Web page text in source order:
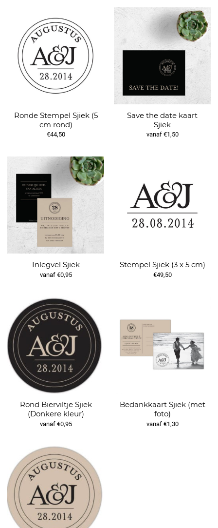
Ronde Stempel Sjiek (5
cm rond)
€44,50
Save the date kaart
Sjiek
vanaf €1,50
Inlegvel Sjiek
vanaf €0,95
Stempel Sjiek (3 x 5 cm)
€49,50
Rond Bierviltje Sjiek
(Donkere kleur)
vanaf €0,95
Bedankkaart Sjiek (met
foto)
vanaf €1,30